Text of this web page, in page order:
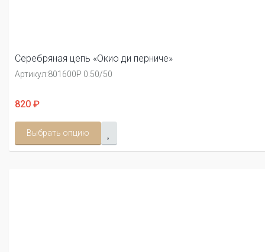
Серебряная цепь «Окио ди перниче»
Артикул:801600Р 0.50/50
820 ₽
Выбрать опцию